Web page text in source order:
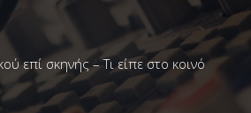
επί σκηνής – Τι είπε στο κοινό